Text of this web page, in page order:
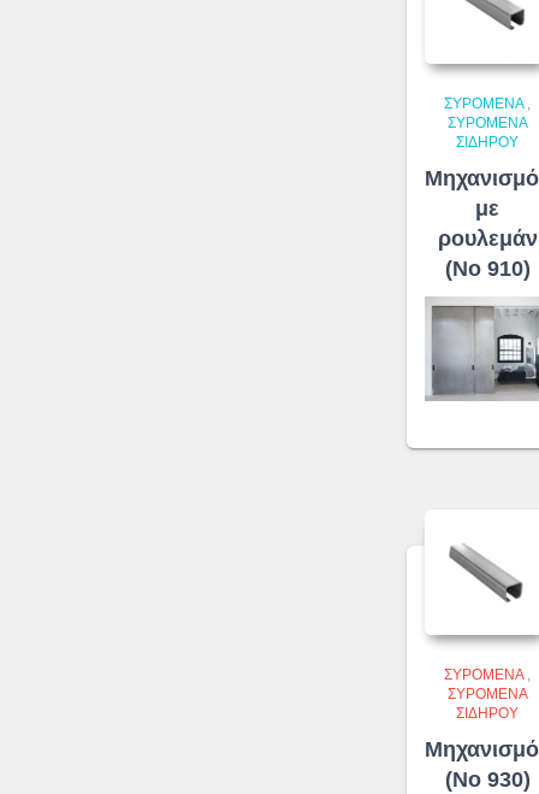
ΣΥΡΌΜΕΝΑ,
ΣΥΡΌΜΕΝΑ
ΣΙΔΉΡΟΥ
με
ρουλεμάν
(No 910)
ΣΥΡΌΜΕΝΑ,
ΣΥΡΌΜΕΝΑ
ΣΙΔΉΡΟΥ
(No 930)